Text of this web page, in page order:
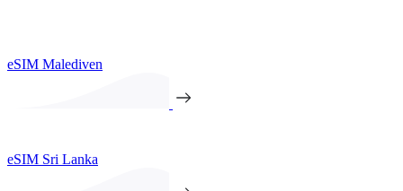
eSIM Malediven
eSIM Sri Lanka